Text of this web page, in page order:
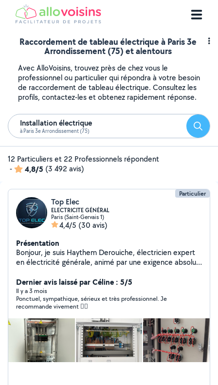
Raccordement de tableau électrique à Paris 3e
Arrondissement (75) et alentours
Avec AlloVoisins, trouvez près de chez vous le
professionnel ou particulier qui répondra à votre besoin
de raccordement de tableau électrique. Consultez les
profils, contactez-les et obtenez rapidement réponse.
Installation électrique
à Paris 3e Arrondissement (75)
12 Particuliers et 22 Professionnels répondent
-
4,8/5 (3 492 avis)
Particulier
Top Elec
ELECTRICITE GÉNÉRAL
Paris (Saint-Gervais 1)
4,4/5 (30 avis)
Présentation
Bonjour, je suis Haythem Derouiche, électricien expert
en électricité générale, animé par une exigence absolue
réalisée avec le plus grand soin, dans le strict respect
des normes en vigueur, pour vous offrir une installation
irréprochable et une tranquillité d'esprit totale. Ma
priorité : vous garantir un service haut de gamme, où
fiabilité, précision et professionnalisme ne sont jamais
des options, mais des engagements.
Dernier avis laissé par Céline : 5/5
Il y a 3 mois
Ponctuel, sympathique, sérieux et très professionnel. Je
recommande vivement 👌🏼